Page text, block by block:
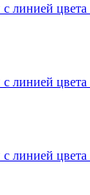
с линией
с линией
линией